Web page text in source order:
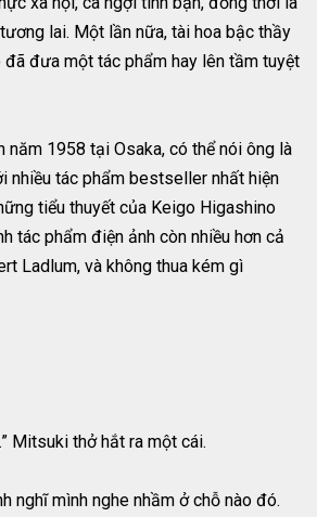
lai. Một lần nữa, tài hoa bậc thầy
đưa một tác phẩm hay lên tầm tuyệt
năm 1958 tại Osaka, có thể nói ông là
nhiều tác phẩm bestseller nhất hiện
tiểu thuyết của Keigo Higashino
tác phẩm điện ảnh còn nhiều hơn cả
Ladlum, và không thua kém gì
Mitsuki thở hắt ra một cái.
nghĩ mình nghe nhầm ở chỗ nào đó.